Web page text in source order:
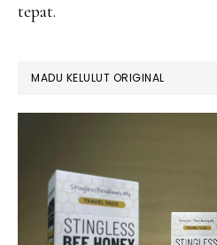
tepat.
MADU KELULUT ORIGINAL